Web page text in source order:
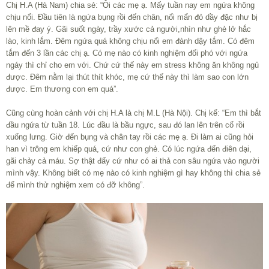
Chị H.A (Hà Nam) chia sẻ: “Ôi các mẹ ạ. Mấy tuần nay em ngứa không
chịu nổi. Đầu tiên là ngứa bụng rồi đến chân, nổi mẩn đỏ dầy đặc như bị
lên mề đay ý. Gãi suốt ngày, trầy xước cả người,nhìn như ghẻ lở hắc
lào, kinh lắm. Đêm ngứa quá không chịu nổi em đành dậy tắm. Có đêm
tắm đến 3 lần các chị ạ. Có mẹ nào có kinh nghiệm đối phó với ngứa
ngáy thì chỉ cho em với. Chứ cứ thế này em stress không ăn không ngủ
được. Đêm nằm lại thút thít khóc, mẹ cứ thế này thì làm sao con lớn
được. Em thương con em quá”.
Cũng cùng hoàn cảnh với chị H.A là chị M.L (Hà Nội). Chị kể: “Em thì bắt
đầu ngứa từ tuần 18. Lúc đầu là bầu ngực, sau đó lan lên trên cổ rồi
xuống lưng. Giờ đến bụng và chân tay rồi các mẹ ạ. Đi làm ai cũng hỏi
han vì trông em khiếp quá, cứ như con ghẻ. Có lúc ngứa đến điên dại,
gãi chảy cả máu. Sợ thật đấy cứ như có ai thả con sâu ngứa vào người
mình vậy. Không biết có mẹ nào có kinh nghiệm gì hay không thì chia sẻ
để mình thử nghiệm xem có đỡ không”.